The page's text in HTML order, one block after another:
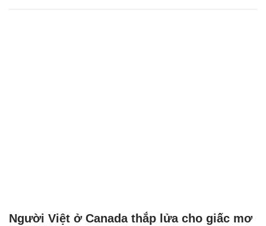
Người Việt ở Canada thắp lửa cho giấc mơ